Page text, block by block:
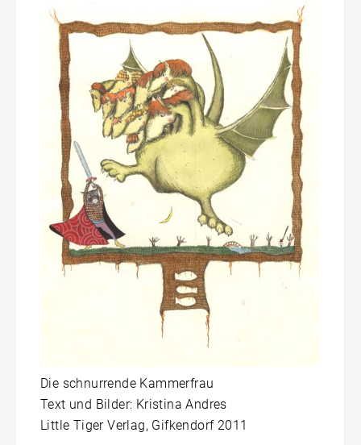
Die schnurrende Kammerfrau
Text und Bilder: Kristina Andres
Little Tiger Verlag, Gifkendorf 2011